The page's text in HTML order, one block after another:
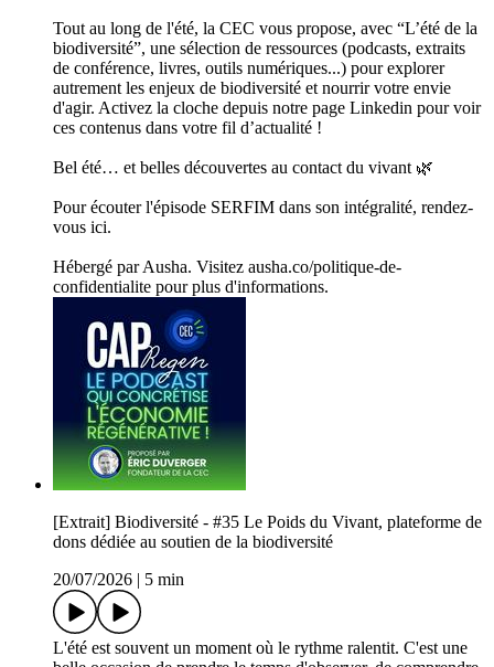
Tout au long de l'été, la CEC vous propose, avec “L’été de la
biodiversité”, une sélection de ressources (podcasts, extraits
de conférence, livres, outils numériques...) pour explorer
autrement les enjeux de biodiversité et nourrir votre envie
d'agir. Activez la cloche depuis notre page Linkedin pour voir
ces contenus dans votre fil d’actualité !
Bel été… et belles découvertes au contact du vivant 🌿
Pour écouter l'épisode SERFIM dans son intégralité, rendez-
vous ici.
Hébergé par Ausha. Visitez ausha.co/politique-de-
confidentialite pour plus d'informations.
[Extrait] Biodiversité - #35 Le Poids du Vivant, plateforme de
dons dédiée au soutien de la biodiversité
20/07/2026
5 min
L'été est souvent un moment où le rythme ralentit. C'est une